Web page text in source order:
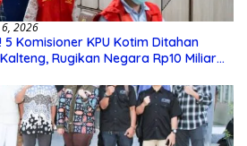
6, 2026
5 Komisioner KPU Kotim Ditahan
Rugikan Negara Rp10 Miliar